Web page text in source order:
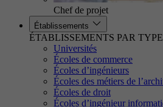
Chef de projet
Établissements
ÉTABLISSEMENTS PAR TYPE
Universités
Écoles de commerce
Écoles d’ingénieurs
Écoles des métiers de
Écoles de droit
Écoles d’ingénieur